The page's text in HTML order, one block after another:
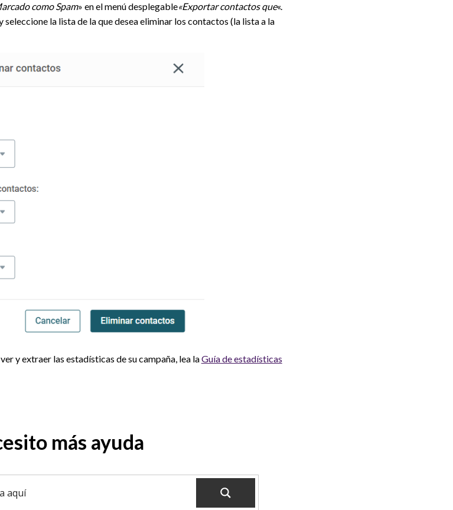
como Spam» en el menú desplegable«Exportar contactos que«.
seleccione la lista de la que desea eliminar los contactos (la lista a la
y extraer las estadísticas de su campaña, lea laGuía de estadísticas
más ayuda